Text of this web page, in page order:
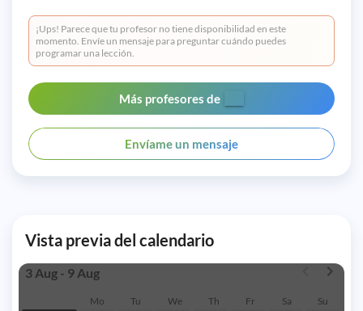
¡Ups! Parece que tu profesor no tiene disponibilidad en este
momento. Envíe un mensaje para preguntar cuándo puedes
programar una lección.
Más profesores de
Envíame un mensaje
Vista previa del calendario
3 Aug - 9 Aug
Mo Tu We Th Fr Sa Su